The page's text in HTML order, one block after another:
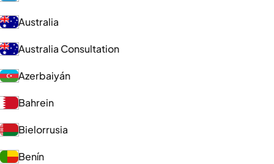
Australia
Australia Consultation
Azerbaiyán
Bahrein
Bielorrusia
Benín